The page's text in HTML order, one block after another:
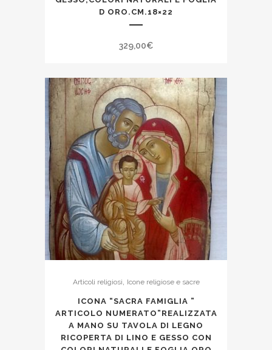
D ORO.CM.18×22
329,00€
Articoli religiosi Icone religiose e sacre
ICONA “SACRA FAMIGLIA ”
ARTICOLO NUMERATO”REALIZZATA
A MANO SU TAVOLA DI LEGNO
RICOPERTA DI LINO E GESSO CON